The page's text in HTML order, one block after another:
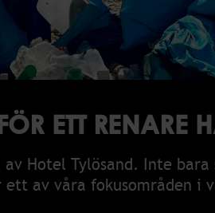
& säkerhet
HOS OSS
oss
MILJÖ
ETT RENARE
Hotel Tylösand. Inte
av våra fokusområden i